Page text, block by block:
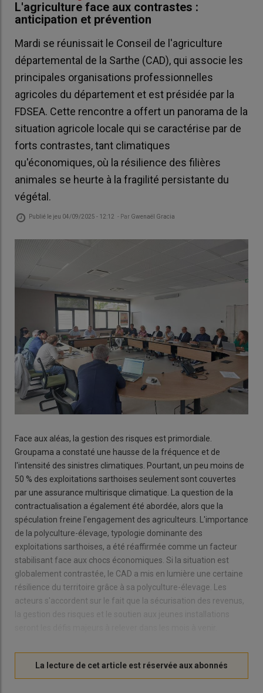
L'agriculture face aux contrastes :
anticipation et prévention
Mardi se réunissait le Conseil de l'agriculture
départemental de la Sarthe (CAD), qui associe les
principales organisations professionnelles
agricoles du département et est présidée par la
FDSEA. Cette rencontre a offert un panorama de la
situation agricole locale qui se caractérise par de
forts contrastes, tant climatiques
qu'économiques, où la résilience des filières
animales se heurte à la fragilité persistante du
végétal.
Publié le jeu 04/09/2025 - 12:12 - Par Gwenaël Gracia
Face aux aléas, la gestion des risques est primordiale.
Groupama a constaté une hausse de la fréquence et de
l'intensité des sinistres climatiques. Pourtant, un peu moins de
50 % des exploitations sarthoises seulement sont couvertes
par une assurance multirisque climatique. La question de la
contractualisation a également été abordée, alors que la
spéculation freine l'engagement des agriculteurs. L'importance
de la polyculture-élevage, typologie dominante des
exploitations sarthoises, a été réaffirmée comme un facteur
stabilisant face aux chocs économiques. Si la situation est
globalement contrastée, le CAD a mis en lumière une certaine
résilience du territoire grâce à sa polyculture-élevage. Les
acteurs s'accordent sur le fait que la sécurisation des revenus,